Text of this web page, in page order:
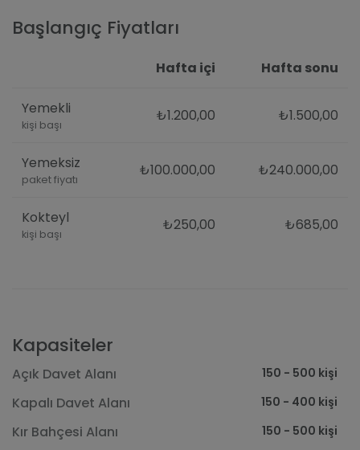
Başlangıç Fiyatları
Hafta içi Hafta sonu
Yemekli
kişi başı
₺1.200,00 ₺1.500,00
Yemeksiz
paket fiyatı
₺100.000,00 ₺240.000,00
Kokteyl
kişi başı
₺250,00 ₺685,00
Kapasiteler
Açık Davet Alanı 150 - 500 kişi
Kapalı Davet Alanı 150 - 400 kişi
Kır Bahçesi Alanı 150 - 500 kişi